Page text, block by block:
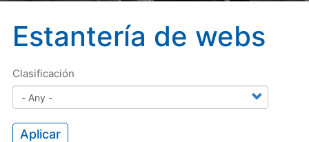
Estantería de webs
Clasificación
Aplicar